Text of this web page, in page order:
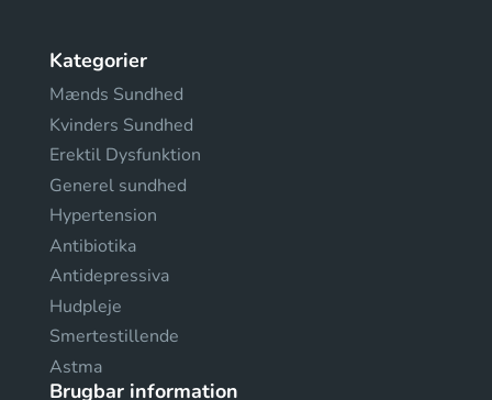
Kategorier
Mænds Sundhed
Kvinders Sundhed
Erektil Dysfunktion
Generel sundhed
Hypertension
Antibiotika
Antidepressiva
Hudpleje
Smertestillende
Astma
Brugbar information